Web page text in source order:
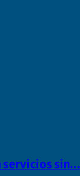
servicios sin…